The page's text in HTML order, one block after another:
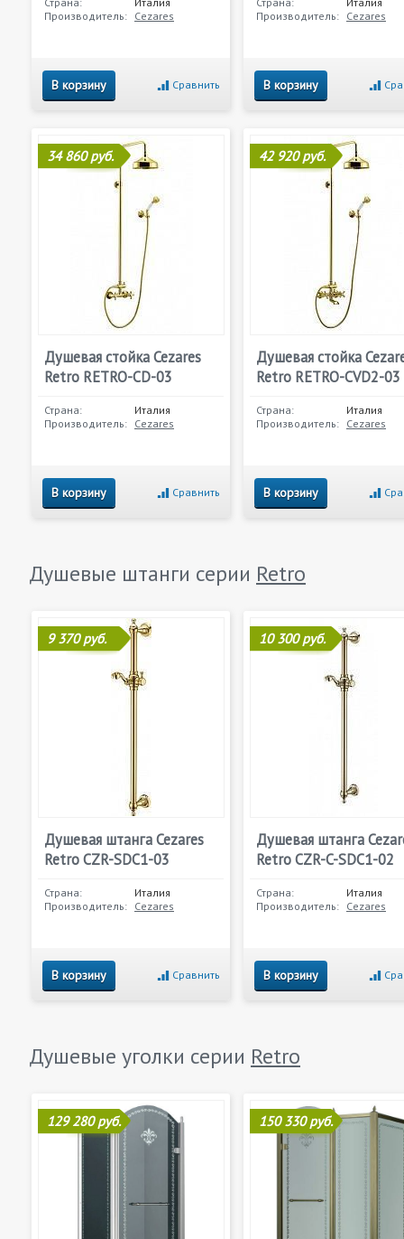
Производитель: Cezares
В корзину Сравнить
Производитель: Cezares
В корзину
34 860 руб.
Душевая стойка Cezares
Retro RETRO-CD-03
Страна:
Италия
Производитель: Cezares
В корзину Сравнить
42 920 руб.
Душевая стойка
Retro RETRO-CVD2-03
Страна:
Италия
Производитель: Cezares
В корзину
Душевые штанги серии Retro
9 370 руб.
Душевая штанга Cezares
Retro CZR-SDC1-03
Страна:
Италия
Производитель: Cezares
В корзину Сравнить
10 300 руб.
Душевая штанга
Retro CZR-C-SDC1-02
Страна:
Италия
Производитель: Cezares
В корзину
Душевые уголки серии Retro
129 280 руб. 150 330 руб.